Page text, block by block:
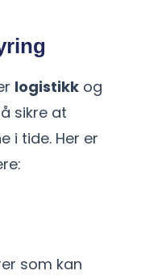
logistikk og
sikre at
i tide. Her er
som kan